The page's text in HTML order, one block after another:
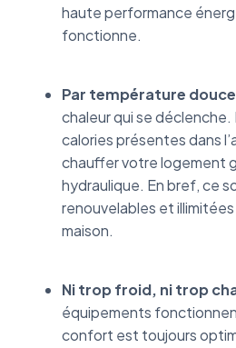
haute performance
fonctionne.
Par température douce
chaleur qui se déclenche.
calories présentes dans
chauffer votre logement
hydraulique. En bref, ce
renouvelables et
maison.
Ni trop froid, ni trop
équipements
confort est toujours